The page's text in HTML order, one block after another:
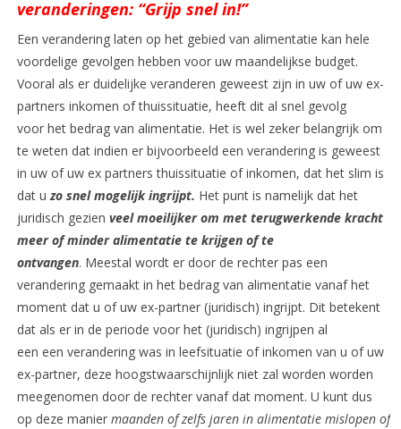
veranderingen: “Grijp snel in!”
Een verandering laten op het gebied van alimentatie kan hele
voordelige gevolgen hebben voor uw maandelijkse budget.
Vooral als er duidelijke veranderen geweest zijn in uw of uw ex-
partners inkomen of thuissituatie, heeft dit al snel gevolg
voor het bedrag van alimentatie. Het is wel zeker belangrijk om
te weten dat indien er bijvoorbeeld een verandering is geweest
in uw of uw ex partners thuissituatie of inkomen, dat het slim is
dat uzo snel mogelijk ingrijpt. Het punt is namelijk dat het
juridisch gezien veel moeilijker om met terugwerkende kracht
meer of minder alimentatie te krijgen of te
ontvangen. Meestal wordt er door de rechter pas een
verandering gemaakt in het bedrag van alimentatie vanaf het
moment dat u of uw ex-partner (juridisch) ingrijpt. Dit betekent
dat als er in de periode voor het (juridisch) ingrijpen al
een een verandering was in leefsituatie of inkomen van u of uw
ex-partner, deze hoogstwaarschijnlijk niet zal worden worden
meegenomen door de rechter vanaf dat moment. U kunt dus
op deze manier maanden of zelfs jaren in alimentatie mislopen of